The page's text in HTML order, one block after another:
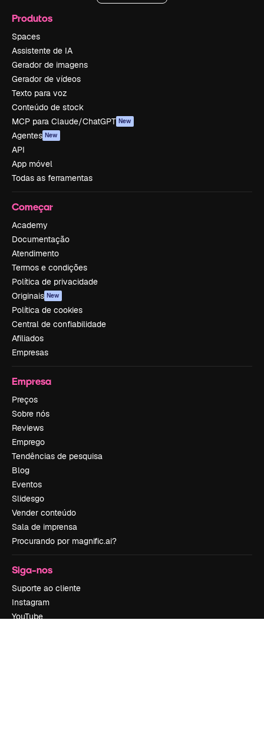
Produtos
Spaces
Assistente de IA
Gerador de imagens
Gerador de vídeos
Texto para voz
Conteúdo de stock
MCP para Claude/ChatGPT New
Agentes New
API
App móvel
Todas as ferramentas
Começar
Academy
Documentação
Atendimento
Termos e condições
Política de privacidade
Originais New
Política de cookies
Central de confiabilidade
Afiliados
Empresas
Empresa
Preços
Sobre nós
Reviews
Emprego
Tendências de pesquisa
Blog
Eventos
Slidesgo
Vender conteúdo
Sala de imprensa
Procurando por magnific.ai?
Siga-nos
Suporte ao cliente
Instagram
YouTube